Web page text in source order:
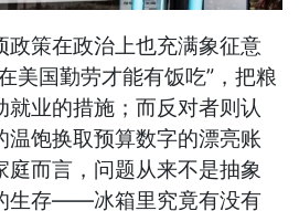
政策在政治上也充满象征意
美国勤劳才能有饭吃”，把粮
业的措施；而反对者则认
温饱换取预算数字的漂亮账
而言，问题从来不是抽象
生存——冰箱里究竟有没有